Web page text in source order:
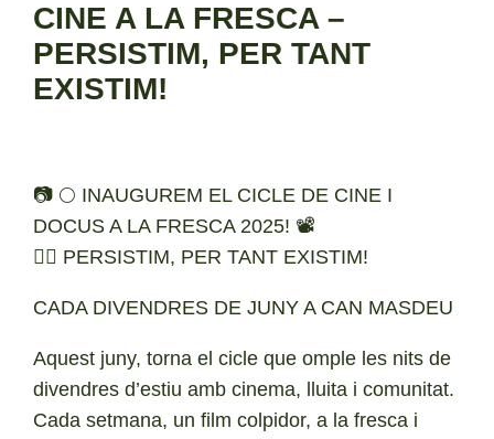
CINE A LA FRESCA –
PERSISTIM, PER TANT
EXISTIM!
⁨📷⁩ ⁨🌕 INAUGUREM EL CICLE DE CINE I
DOCUS A LA FRESCA 2025! 📽️
❤️‍🔥 PERSISTIM, PER TANT EXISTIM!
CADA DIVENDRES DE JUNY A CAN MASDEU
Aquest juny, torna el cicle que omple les nits de
divendres d’estiu amb cinema, lluita i comunitat.
Cada setmana, un film colpidor, a la fresca i